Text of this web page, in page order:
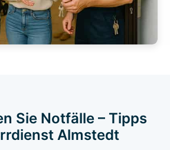
Sie Notfälle – Tipps
Almstedt